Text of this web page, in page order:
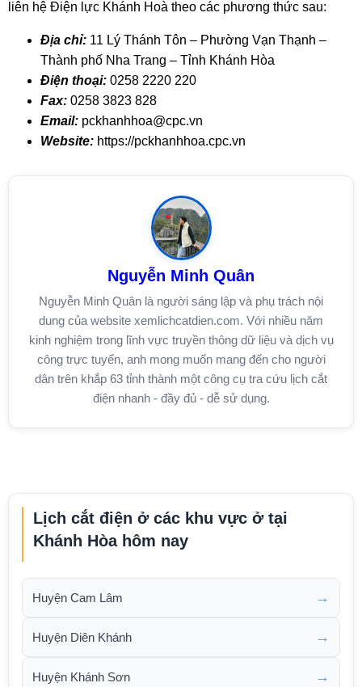
liên hệ Điện lực Khánh Hoà theo các phương thức sau:
Địa chỉ: 11 Lý Thánh Tôn – Phường Vạn Thạnh –
Thành phố Nha Trang – Tỉnh Khánh Hòa
Điện thoại: 0258 2220 220
Fax: 0258 3823 828
Email: pckhanhhoa@cpc.vn
Website: https://pckhanhhoa.cpc.vn
Nguyễn Minh Quân
Nguyễn Minh Quân là người sáng lập và phụ trách nội
dung của website xemlichcatdien.com. Với nhiều năm
kinh nghiệm trong lĩnh vực truyền thông dữ liệu và dịch vụ
công trực tuyến, anh mong muốn mang đến cho người
dân trên khắp 63 tỉnh thành một công cụ tra cứu lịch cắt
điện nhanh - đầy đủ - dễ sử dụng.
Lịch cắt điện ở các khu vực ở tại
Khánh Hòa hôm nay
Huyện Cam Lâm →
Huyện Diên Khánh →
Huyện Khánh Sơn →